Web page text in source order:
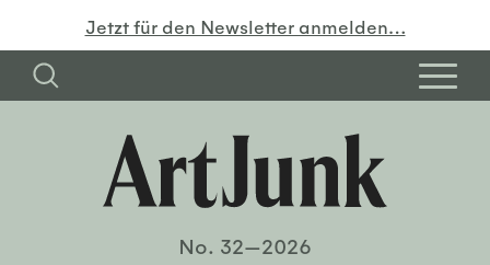
Jetzt für den Newsletter anmelden…
No. 32—2026